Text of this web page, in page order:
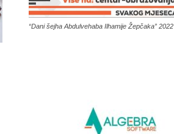
“Dani šejha Abdulvehaba Ilhamije Žepčaka” 2022